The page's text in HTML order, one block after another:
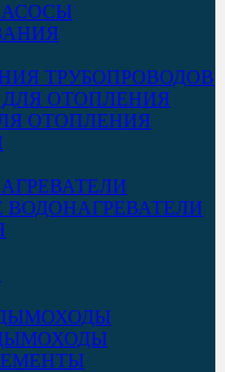
ТРУБОПРОВОДОВ
ОТОПЛЕНИЯ
ВОДОНАГРЕВАТЕЛИ